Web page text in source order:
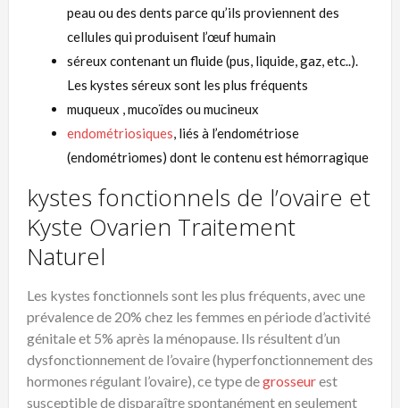
peau ou des dents parce qu’ils proviennent des
cellules qui produisent l’œuf humain
séreux contenant un fluide (pus, liquide, gaz, etc..).
Les kystes séreux sont les plus fréquents
muqueux , mucoïdes ou mucineux
endométriosiques, liés à l’endométriose
(endométriomes) dont le contenu est hémorragique
kystes fonctionnels de l’ovaire et
Kyste Ovarien Traitement
Naturel
Les kystes fonctionnels sont les plus fréquents, avec une
prévalence de 20% chez les femmes en période d’activité
génitale et 5% après la ménopause. Ils résultent d’un
dysfonctionnement de l’ovaire (hyperfonctionnement des
hormones régulant l’ovaire), ce type degrosseurest
susceptible de disparaître spontanément en seulement